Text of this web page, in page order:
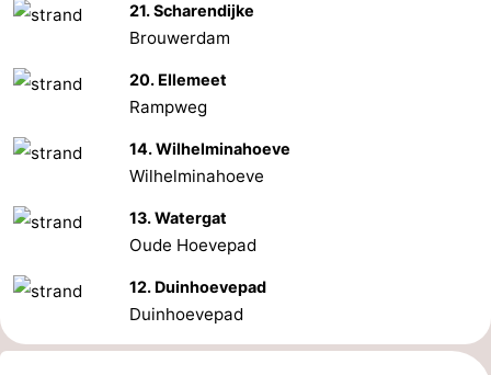
van
Schouwen
Veere
-
Natuur
-
Natuur
de
Domburg
-
21. Scharendijke
Brouwerdam
20. Ellemeet
Rampweg
14. Wilhelminahoeve
Wilhelminahoeve
13. Watergat
Oude Hoevepad
12. Duinhoevepad
Duinhoevepad